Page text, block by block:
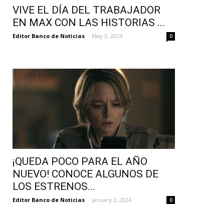
VIVE EL DÍA DEL TRABAJADOR
EN MAX CON LAS HISTORIAS ...
Editor Banco de Noticias - May 3, 2024 0
¡QUEDA POCO PARA EL AÑO
NUEVO! CONOCE ALGUNOS DE
LOS ESTRENOS...
Editor Banco de Noticias - January 2, 2024 0